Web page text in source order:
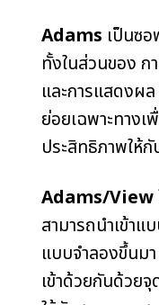
Adams เป็นซ
ทั้งในส่วนของ
และการแสดงผ
ย่อยเฉพาะทาง
ประสิทธิภาพให้
Adams/View
สามารถนำเข้าแ
แบบจำลองขึ้นม
เข้าด้วยกันด้วย